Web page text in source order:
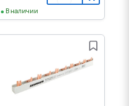
В наличии